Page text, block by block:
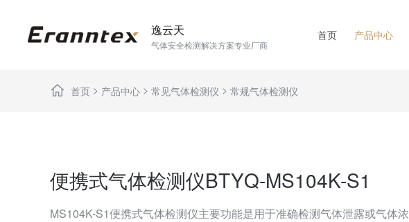
逸云天
气体安全检测解决方案专业厂商
首页 产品中心
首页 > 产品中心 > 常见气体检测仪 > 常规气体检测仪
便携式气体检测仪BTYQ-MS104K-S1
MS104K-S1便携式气体检测仪主要功能是用于准确检测气体泄露或气体浓